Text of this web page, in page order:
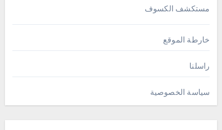
مستكشف الكسوف
خارطة الموقع
راسلنا
سياسة الخصوصية